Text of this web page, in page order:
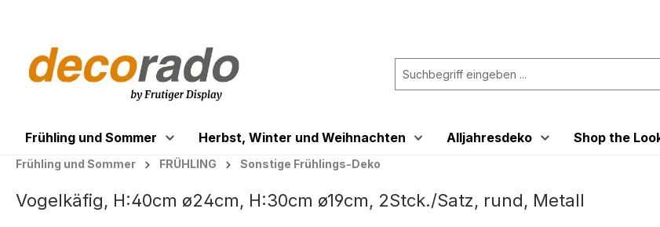
Frühling und Sommer Herbst, Winter und Weihnachten Alljahresdeko Shop the
Frühling und Sommer FRÜHLING Sonstige Frühlings-Deko
Vogelkäfig, H:40cm ø24cm, H:30cm ø19cm, 2Stck./Satz, rund, Metall